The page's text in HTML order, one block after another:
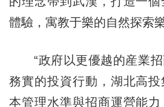
體驗，寓教于樂的自然探索樂
“政府以更優越的産業招
務實的投資行動，湖北高
本管理水準與招商運營能